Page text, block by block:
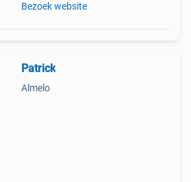
Bezoek website
Patrick
Almelo